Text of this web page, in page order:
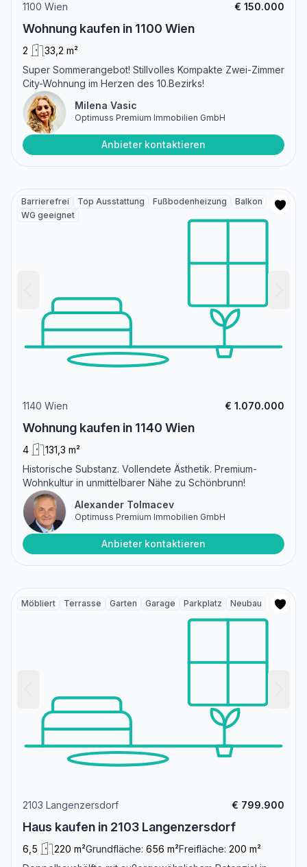
1100 Wien € 150.000
Wohnung kaufen in 1100 Wien
2
33,2 m²
Super Sommerangebot! Stillvolles Kompakte Zwei-Zimmer
City-Wohnung im Herzen des 10.Bezirks!
Milena Vasic
Optimuss Premium Immobilien GmbH
Anbieter kontaktieren
Barrierefrei Top Ausstattung Fußbodenheizung
Balkon
WG geeignet
1140 Wien € 1.070.000
Wohnung kaufen in 1140 Wien
4
131,3 m²
Historische Substanz. Vollendete Ästhetik. Premium-
Wohnkultur in unmittelbarer Nähe zu Schönbrunn!
Alexander Tolmacev
Optimuss Premium Immobilien GmbH
Anbieter kontaktieren
Möbliert Terrasse Garten Garage Parkplatz Neubau
2103 Langenzersdorf € 799.900
Haus kaufen in 2103 Langenzersdorf
6,5 220 m²Grundfläche: 656 m²Freifläche: 200 m²